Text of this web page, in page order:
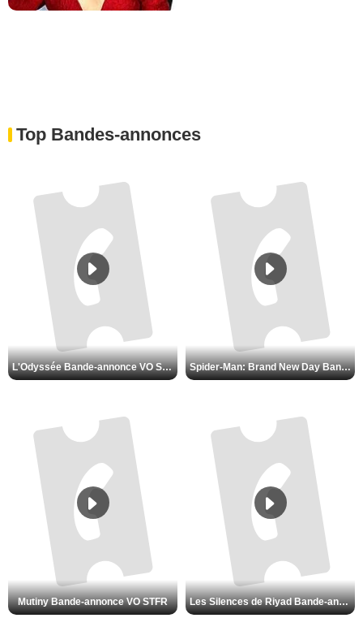
Top Bandes-annonces
L'Odyssée Bande-annonce VO STFR Spider-Man: Brand New Day Bande-annonce VO STFR
Mutiny Bande-annonce VO STFR Les Silences de Riyad Bande-annonce VO STFR